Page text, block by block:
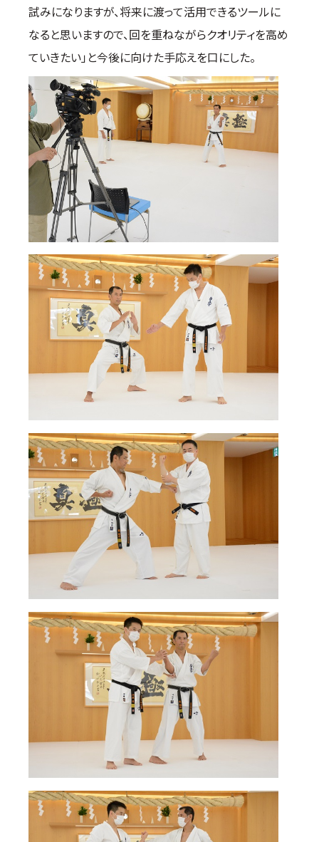
Language
日本語
English
試みになりますが、将来に渡って活用できるツールに
なると思いますので、回を重ねながらクオリティを高め
ていきたい」と今後に向けた手応えを口にした。